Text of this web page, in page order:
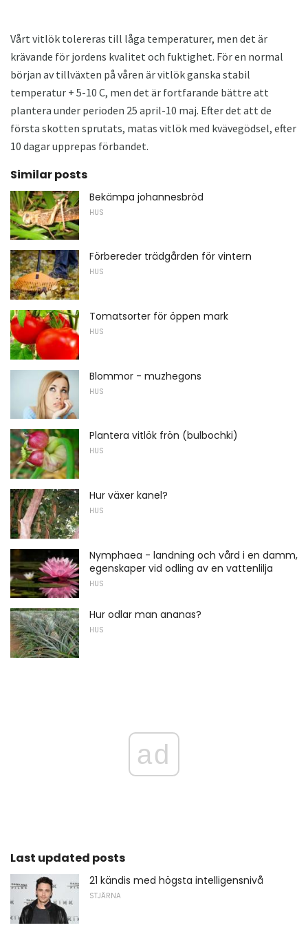
Vårt vitlök tolereras till låga temperaturer, men det är
krävande för jordens kvalitet och fuktighet. För en normal
början av tillväxten på våren är vitlök ganska stabil
temperatur + 5-10 С, men det är fortfarande bättre att
plantera under perioden 25 april-10 maj. Efter det att de
första skotten sprutats, matas vitlök med kvävegödsel, efter
10 dagar upprepas förbandet.
Similar posts
Bekämpa johannesbröd
HUS
Förbereder trädgården för vintern
HUS
Tomatsorter för öppen mark
HUS
Blommor - muzhegons
HUS
Plantera vitlök frön (bulbochki)
HUS
Hur växer kanel?
HUS
Nymphaea - landning och vård i en damm,
egenskaper vid odling av en vattenlilja
HUS
Hur odlar man ananas?
HUS
ad
Last updated posts
21 kändis med högsta intelligensnivå
STJÄRNA